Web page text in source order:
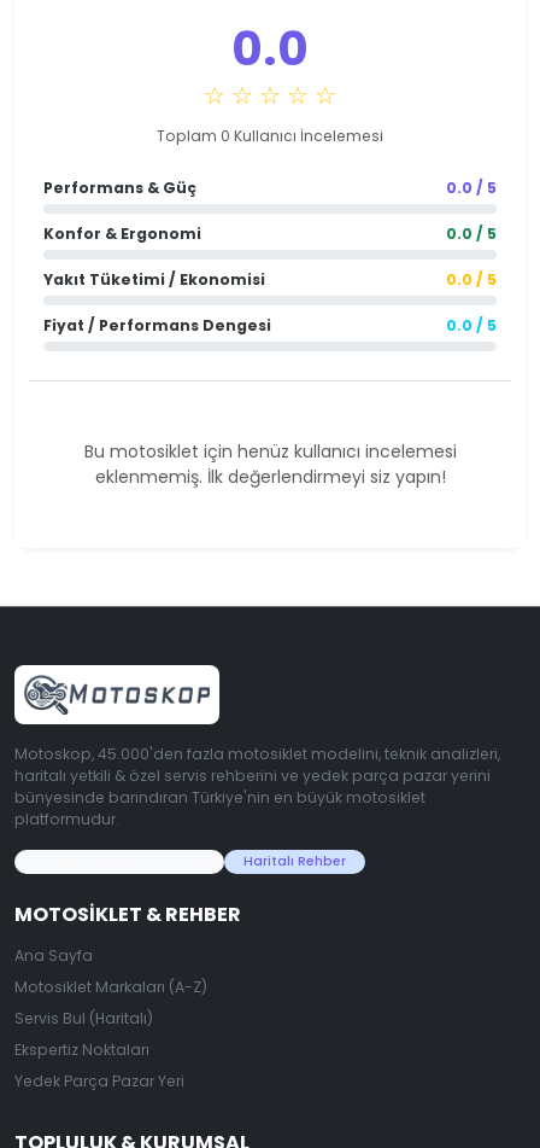
0.0
☆ ☆ ☆ ☆ ☆
Toplam 0 Kullanıcı İncelemesi
Performans & Güç 0.0 / 5
Konfor & Ergonomi 0.0 / 5
Yakıt Tüketimi / Ekonomisi 0.0 / 5
Fiyat / Performans Dengesi 0.0 / 5
Bu motosiklet için henüz kullanıcı incelemesi
eklenmemiş. İlk değerlendirmeyi siz yapın!
Motoskop, 45.000'den fazla motosiklet modelini, teknik analizleri,
haritalı yetkili & özel servis rehberini ve yedek parça pazar yerini
bünyesinde barındıran Türkiye'nin en büyük motosiklet
platformudur.
Haritalı Rehber
MOTOSIKLET & REHBER
Ana Sayfa
Motosiklet Markaları (A-Z)
Servis Bul (Haritalı)
Ekspertiz Noktaları
Yedek Parça Pazar Yeri